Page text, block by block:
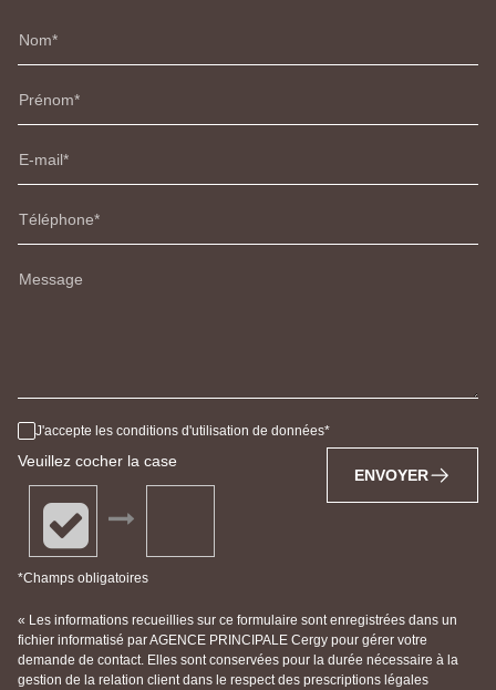
Nom
Prénom
E-mail
Téléphone
Message
J'accepte les conditions d'utilisation de données
Veuillez cocher la case
*Champs obligatoires
ENVOYER
« Les informations recueillies sur ce formulaire sont enregistrées dans un
fichier informatisé par AGENCE PRINCIPALE Cergy pour gérer votre
demande de contact. Elles sont conservées pour la durée nécessaire à la
gestion de la relation client dans le respect des prescriptions légales